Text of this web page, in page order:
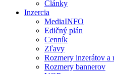
Články
Inzercia
MediaINFO
Edičný plán
Cenník
Zľavy
Rozmery inzerátov a
Rozmery bannerov